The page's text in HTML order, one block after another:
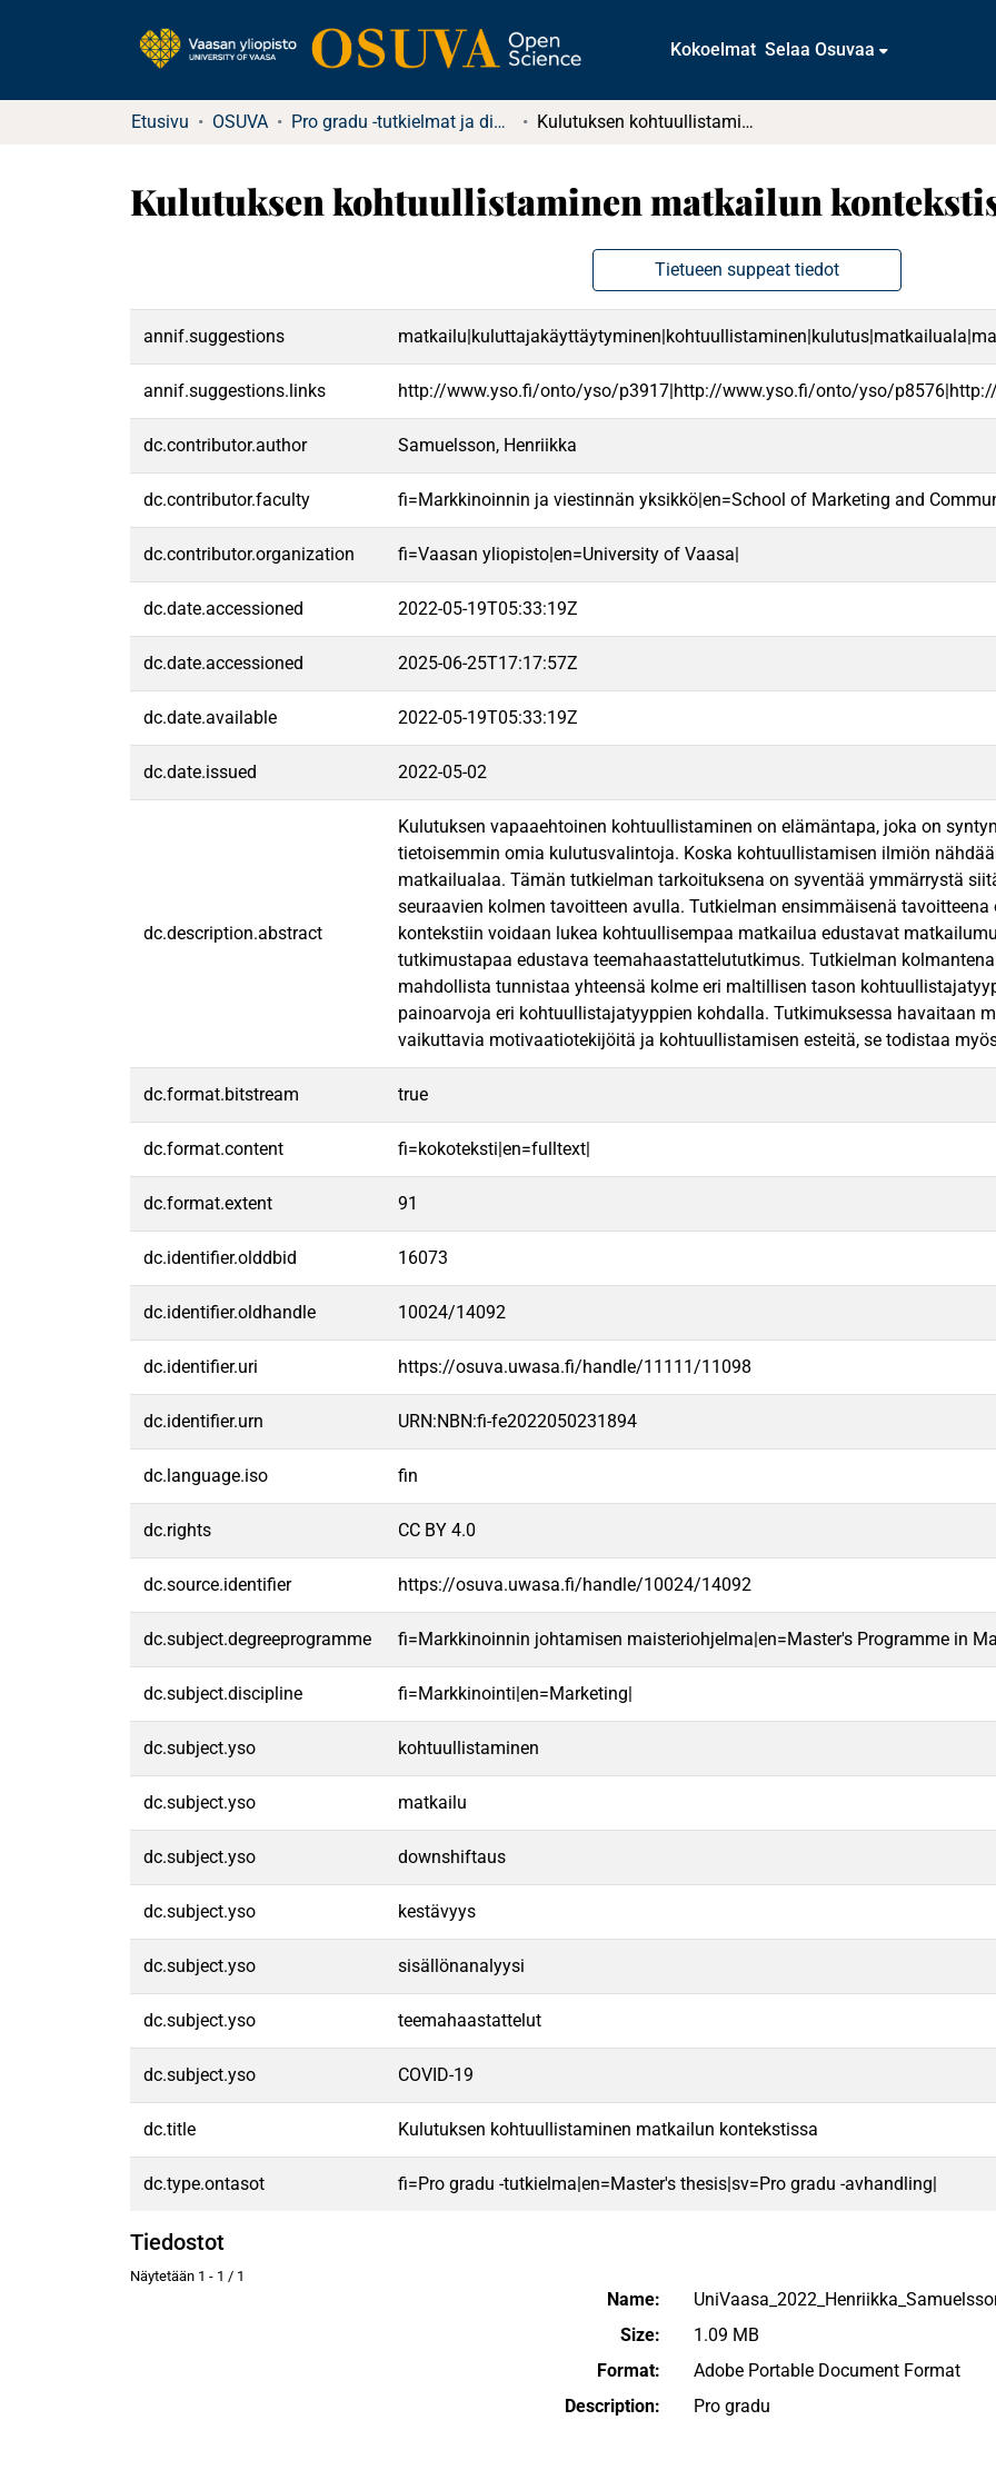
Kokoelmat Selaa Osuvaa
Etusivu OSUVA Pro gradu -tutkielmat ja diplomityöt Kulutuksen kohtuullistaminen matkailun kontekstissa
Kulutuksen kohtuullistaminen matkailun
Tietueen suppeat tiedot
annif.suggestions
annif.suggestions.links http://www.yso.fi/onto/yso/p3917|http://www.yso.fi/onto/yso/
dc.contributor.author Samuelsson, Henriikka
dc.contributor.faculty fi=Markkinoinnin ja viestinnän yksikkö|en=School of Marketing and
dc.contributor.organization fi=Vaasan yliopisto|en=University of Vaasa|
dc.date.accessioned 2022-05-19T05:33:19Z
dc.date.accessioned 2025-06-25T17:17:57Z
dc.date.available 2022-05-19T05:33:19Z
dc.date.issued 2022-05-02
dc.description.abstract
Kulutuksen vapaaehtoinen kohtuullistaminen on elämäntapa, joka on
tietoisemmin omia kulutusvalintoja. Koska kohtuullistamisen ilmiön
matkailualaa. Tämän tutkielman tarkoituksena on syventää ymmärrystä
seuraavien kolmen tavoitteen avulla. Tutkielman ensimmäisenä
kontekstiin voidaan lukea kohtuullisempaa matkailua edustavat
tutkimustapaa edustava teemahaastattelututkimus. Tutkielman
mahdollista tunnistaa yhteensä kolme eri maltillisen tason
painoarvoja eri kohtuullistajatyyppien kohdalla. Tutkimuksessa
vaikuttavia motivaatiotekijöitä ja kohtuullistamisen esteitä, se todistaa
dc.format.bitstream true
dc.format.content fi=kokoteksti|en=fulltext|
dc.format.extent 91
dc.identifier.olddbid 16073
dc.identifier.oldhandle 10024/14092
dc.identifier.uri https://osuva.uwasa.fi/handle/11111/11098
dc.identifier.urn URN:NBN:fi-fe2022050231894
dc.language.iso fin
dc.rights CC BY 4.0
dc.source.identifier https://osuva.uwasa.fi/handle/10024/14092
dc.subject.degreeprogramme fi=Markkinoinnin johtamisen maisteriohjelma|en=Master's Programme in
dc.subject.discipline fi=Markkinointi|en=Marketing|
dc.subject.yso kohtuullistaminen
dc.subject.yso matkailu
dc.subject.yso downshiftaus
dc.subject.yso kestävyys
dc.subject.yso sisällönanalyysi
dc.subject.yso teemahaastattelut
dc.subject.yso COVID-19
dc.title Kulutuksen kohtuullistaminen matkailun kontekstissa
dc.type.ontasot fi=Pro gradu -tutkielma|en=Master's thesis|sv=Pro gradu -avhandling|
Tiedostot
Näytetään 1 - 1 / 1
Name:
Size:
1.09 MB
Format:
Adobe Portable Document Format
Description:
Pro gradu